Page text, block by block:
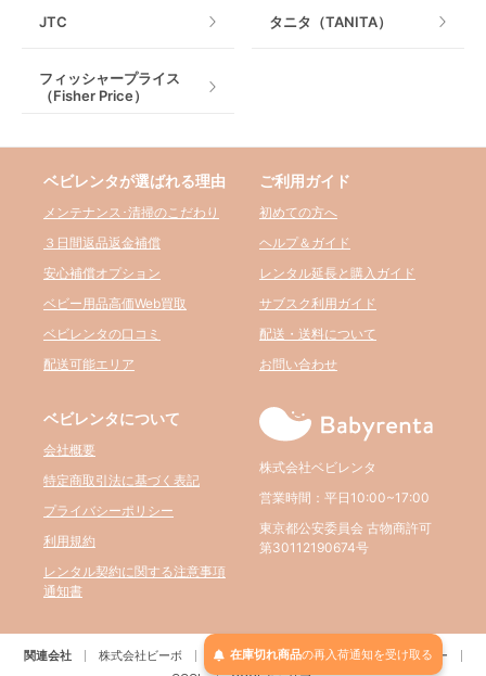
JTC タニタ（TANITA）
フィッシャープライス
（Fisher Price）
ベビレンタが選ばれる理由
メンテナンス･清掃のこだわり
３日間返品返金補償
安心補償オプション
ベビー用品高価Web買取
ベビレンタの口コミ
配送可能エリア
ご利用ガイド
初めての方へ
ヘルプ＆ガイド
レンタル延長と購入ガイド
サブスク利用ガイド
配送・送料について
お問い合わせ
ベビレンタについて
会社概要
特定商取引法に基づく表記
プライバシーポリシー
利用規約
レンタル契約に関する注意事項
通知書
株式会社ベビレンタ
営業時間：平日10:00~17:00
東京都公安委員会 古物商許可
第30112190674号
関連会社 株式会社ビーボ BELTA パルクレール
RE:アールイー
在庫切れ商品の再入荷通知を受け取る